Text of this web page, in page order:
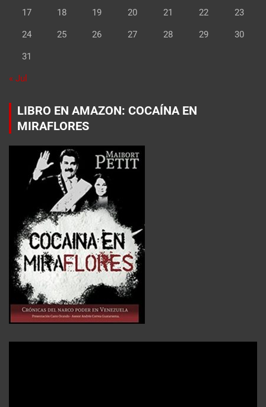
17 18 19 20 21 22 23
24 25 26 27 28 29 30
31
« Jul
LIBRO EN AMAZON: COCAÍNA EN
MIRAFLORES